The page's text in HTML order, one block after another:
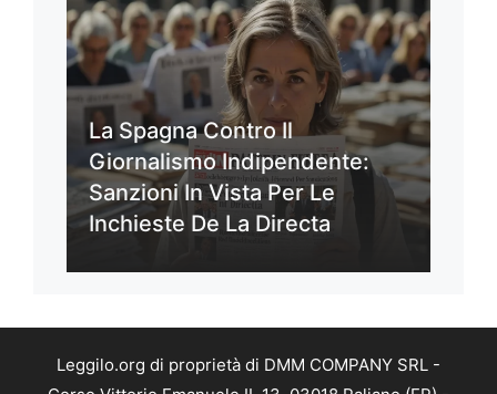
La Spagna Contro Il
Giornalismo Indipendente:
Sanzioni In Vista Per Le
Inchieste De La Directa
Leggilo.org di proprietà di DMM COMPANY SRL -